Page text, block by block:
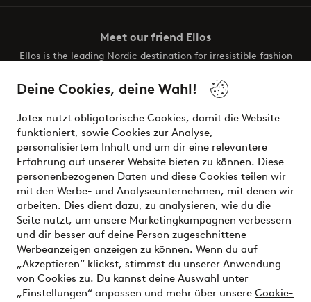
Deine Cookies, deine Wahl!
Jotex nutzt obligatorische Cookies, damit die Website
funktioniert, sowie Cookies zur Analyse,
personalisiertem Inhalt und um dir eine relevantere
Erfahrung auf unserer Website bieten zu können. Diese
personenbezogenen Daten und diese Cookies teilen wir
mit den Werbe- und Analyseunternehmen, mit denen wir
arbeiten. Dies dient dazu, zu analysieren, wie du die
Seite nutzt, um unsere Marketingkampagnen verbessern
und dir besser auf deine Person zugeschnittene
Werbeanzeigen anzeigen zu können. Wenn du auf
„Akzeptieren“ klickst, stimmst du unserer Anwendung
von Cookies zu. Du kannst deine Auswahl unter
„Einstellungen“ anpassen und mehr über unsere Cookie-
Meet our friend Ellos
Ellos is the leading Nordic destination for irresistible fashion
the latest trends, curated to make finding your next look
effortless. It’s all here.
Visit Ellos
Sichere Zahlungen - Jetzt bezahlen oder aufteilen
Möchtest du mehr über unsere
Zahlungsmöglichkeitenerfahren?